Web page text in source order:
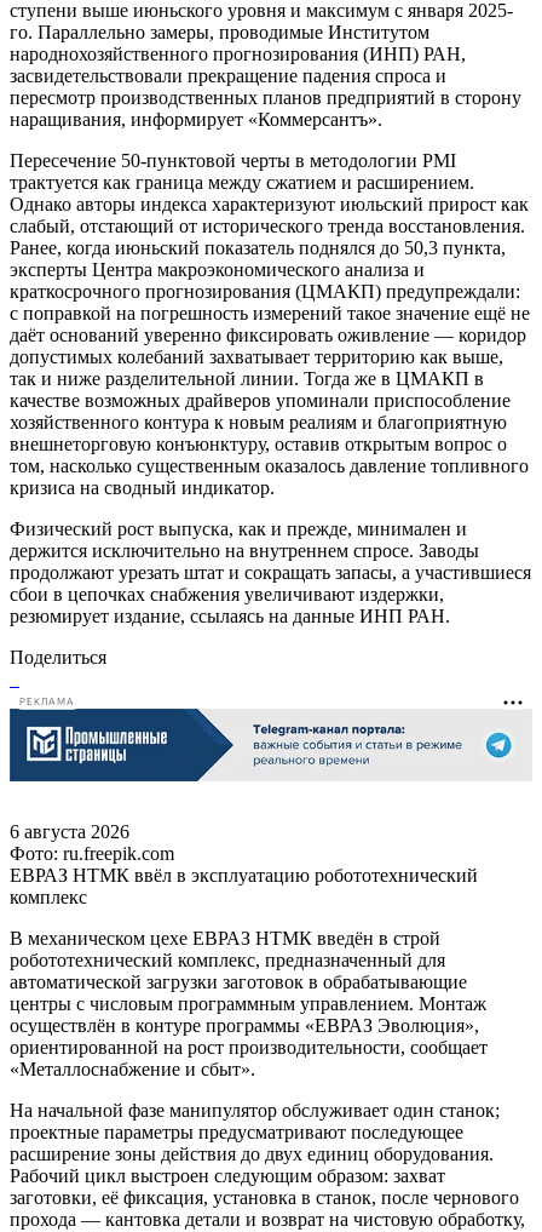
ступени выше июньского уровня и максимум с января 2025-
го. Параллельно замеры, проводимые Институтом
народнохозяйственного прогнозирования (ИНП) РАН,
засвидетельствовали прекращение падения спроса и
пересмотр производственных планов предприятий в сторону
наращивания, информирует «Коммерсантъ».
Пересечение 50-пунктовой черты в методологии PMI
трактуется как граница между сжатием и расширением.
Однако авторы индекса характеризуют июльский прирост как
слабый, отстающий от исторического тренда восстановления.
Ранее, когда июньский показатель поднялся до 50,3 пункта,
эксперты Центра макроэкономического анализа и
краткосрочного прогнозирования (ЦМАКП) предупреждали:
с поправкой на погрешность измерений такое значение ещё не
даёт оснований уверенно фиксировать оживление — коридор
допустимых колебаний захватывает территорию как выше,
так и ниже разделительной линии. Тогда же в ЦМАКП в
качестве возможных драйверов упоминали приспособление
хозяйственного контура к новым реалиям и благоприятную
внешнеторговую конъюнктуру, оставив открытым вопрос о
том, насколько существенным оказалось давление топливного
кризиса на сводный индикатор.
Физический рост выпуска, как и прежде, минимален и
держится исключительно на внутреннем спросе. Заводы
продолжают урезать штат и сокращать запасы, а участившиеся
сбои в цепочках снабжения увеличивают издержки,
резюмирует издание, ссылаясь на данные ИНП РАН.
Поделиться
РЕКЛАМА
6 августа 2026
Фото: ru.freepik.com
ЕВРАЗ НТМК ввёл в эксплуатацию робототехнический
комплекс
В механическом цехе ЕВРАЗ НТМК введён в строй
робототехнический комплекс, предназначенный для
автоматической загрузки заготовок в обрабатывающие
центры с числовым программным управлением. Монтаж
осуществлён в контуре программы «ЕВРАЗ Эволюция»,
ориентированной на рост производительности, сообщает
«Металлоснабжение и сбыт».
На начальной фазе манипулятор обслуживает один станок;
проектные параметры предусматривают последующее
расширение зоны действия до двух единиц оборудования.
Рабочий цикл выстроен следующим образом: захват
заготовки, её фиксация, установка в станок, после чернового
прохода — кантовка детали и возврат на чистовую обработку,